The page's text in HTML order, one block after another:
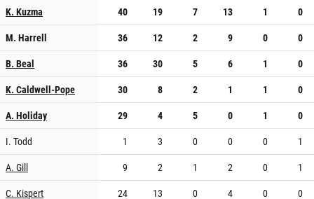
K. Kuzma 40 19 7 13 1
0
M. Harrell
36 12 2 9 0
0
B. Beal
36 30 5 6 1
0
K. Caldwell-Pope
30 8 2 1 1
0
A. Holiday
29 4 5 0 1
0
I. Todd
1 3 0 0 0
1
A. Gill
9 2 1 2 0
1
C. Kispert
24 13 0 4 0
0